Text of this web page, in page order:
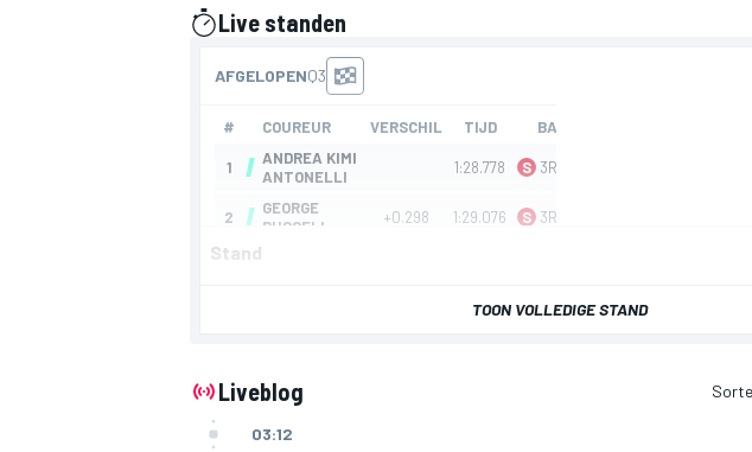
Live standen
gepresenteerd door
Stand
TOON VOLLEDIGE STAND
Liveblog
03:12